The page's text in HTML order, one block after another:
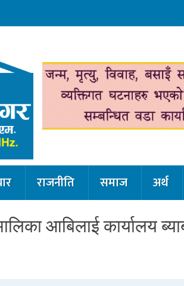
राजनीति समाज अर्थ
आबिलाई कार्यालय